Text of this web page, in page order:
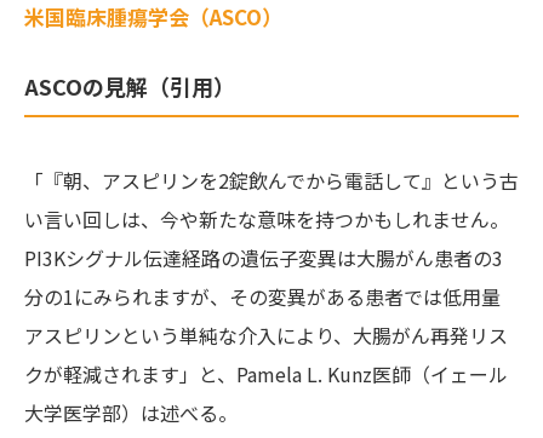
米国臨床腫瘍学会（ASCO）
ASCOの見解（引用）
「『朝、アスピリンを2錠飲んでから電話して』という古
い言い回しは、今や新たな意味を持つかもしれません。
PI3Kシグナル伝達経路の遺伝子変異は大腸がん患者の3
分の1にみられますが、その変異がある患者では低用量
アスピリンという単純な介入により、大腸がん再発リス
クが軽減されます」と、Pamela L. Kunz医師（イェール
大学医学部）は述べる。